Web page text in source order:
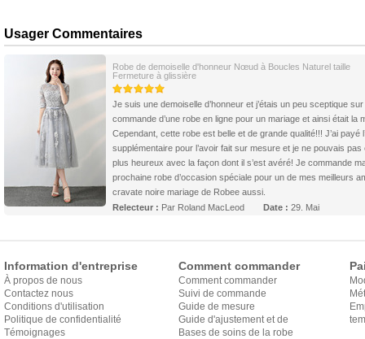
Usager Commentaires
Robe de demoiselle d'honneur Nœud à Boucles Naturel taille
Fermeture à glissière
Je suis une demoiselle d’honneur et j’étais un peu sceptique sur
commande d’une robe en ligne pour un mariage et ainsi était la
Cependant, cette robe est belle et de grande qualité!!! J’ai payé
supplémentaire pour l’avoir fait sur mesure et je ne pouvais pas
plus heureux avec la façon dont il s’est avéré! Je commande
prochaine robe d’occasion spéciale pour un de mes meilleurs
cravate noire mariage de Robee aussi.
Relecteur : Par Roland MacLeod Date : 29. Mai
Information d'entreprise
À propos de nous
Contactez nous
Conditions d'utilisation
Politique de confidentialité
Témoignages
Comment commander
Comment commander
Suivi de commande
Guide de mesure
Guide d'ajustement et de
style
Bases de soins de la robe